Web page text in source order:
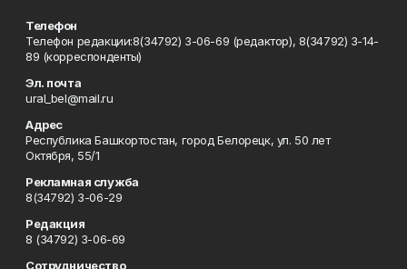
Телефон
Телефон редакции:8(34792) 3-06-69 (редактор), 8(34792) 3-14-
89 (корреспонденты)
Эл. почта
ural_bel@mail.ru
Адрес
Республика Башкортостан, город Белорецк, ул. 50 лет
Октября, 55/1
Рекламная служба
8(34792) 3-06-29
Редакция
8 (34792) 3-06-69
Сотрудничество